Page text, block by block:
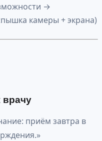
→
камеры + экрана)
врачу
приём завтра в